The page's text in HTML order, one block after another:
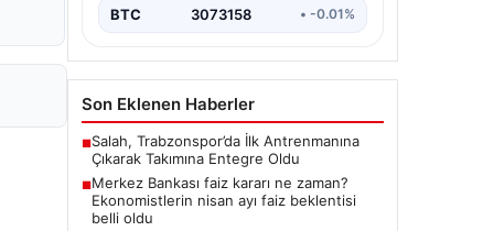
BTC 3073158 • -0.01%
Son Eklenen Haberler
■Salah, Trabzonspor’da İlk Antrenmanına
Çıkarak Takımına Entegre Oldu
■Merkez Bankası faiz kararı ne zaman?
Ekonomistlerin nisan ayı faiz beklentisi
belli oldu